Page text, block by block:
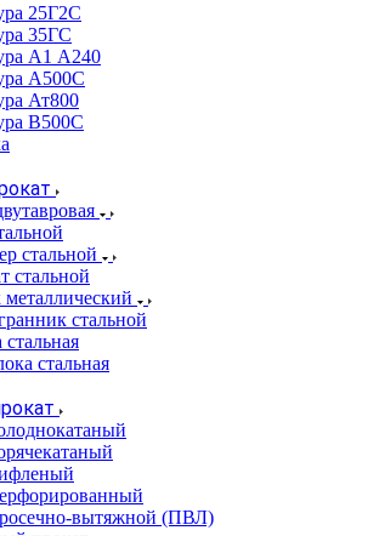
25Г2С
35ГС
А1 А240
А500С
Ат800
В500С
стальной
стальной
металлический
стальной
стальная
вытяжной (ПВЛ)